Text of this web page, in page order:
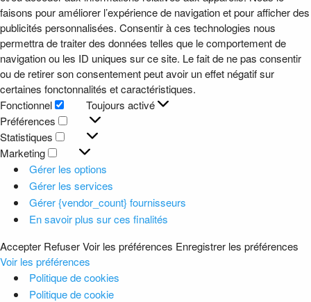
faisons pour améliorer l’expérience de navigation et pour afficher des
publicités personnalisées. Consentir à ces technologies nous
permettra de traiter des données telles que le comportement de
navigation ou les ID uniques sur ce site. Le fait de ne pas consentir
ou de retirer son consentement peut avoir un effet négatif sur
certaines fonctonnalités et caractéristiques.
Fonctionnel
Fonctionnel
Toujours activé
Préférences
Préférences
Statistiques
Statistiques
Marketing
Marketing
Gérer les options
Gérer les services
Gérer {vendor_count} fournisseurs
En savoir plus sur ces finalités
Accepter RefuserVoir les préférences Enregistrer les préférences
Voir les préférences
Politique de cookies
Politique de cookie